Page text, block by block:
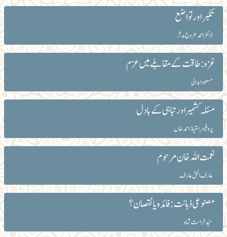
تکبر اور تواضع
ڈاکٹر احمد عروج مدثر
غزہ: طاقت کے مقابلے میں عزم
مسعود ابدالی
مسئلہ کشمیر اور تباہی کے بادل
پروفیسر امتیاز احمد خاں
نعمت اللہ خان مرحوم
عارف الحق عارف
مصنوعی ذہانت: فائدہ یا نقصان؟
سیّد فراست شاہ